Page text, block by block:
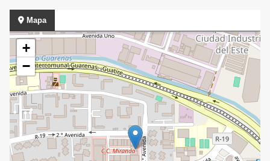
Mapa
+
−